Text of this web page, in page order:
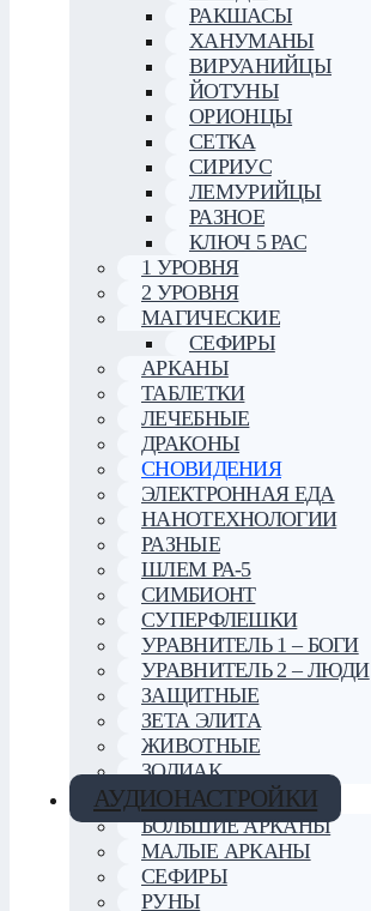
РАКШАСЫ
ХАНУМАНЫ
ВИРУАНИЙЦЫ
ЙОТУНЫ
ОРИОНЦЫ
СЕТКА
СИРИУС
ЛЕМУРИЙЦЫ
РАЗНОЕ
КЛЮЧ 5 РАС
1 УРОВНЯ
2 УРОВНЯ
МАГИЧЕСКИЕ
СЕФИРЫ
АРКАНЫ
ТАБЛЕТКИ
ЛЕЧЕБНЫЕ
ДРАКОНЫ
СНОВИДЕНИЯ
ЭЛЕКТРОННАЯ ЕДА
НАНОТЕХНОЛОГИИ
РАЗНЫЕ
ШЛЕМ РА-5
СИМБИОНТ
СУПЕРФЛЕШКИ
УРАВНИТЕЛЬ 1 – БОГИ
УРАВНИТЕЛЬ 2 – ЛЮДИ
ЗАЩИТНЫЕ
ЗЕТА ЭЛИТА
ЖИВОТНЫЕ
ЗОДИАК
АУДИОНАСТРОЙКИ
БОЛЬШИЕ АРКАНЫ
МАЛЫЕ АРКАНЫ
СЕФИРЫ
РУНЫ